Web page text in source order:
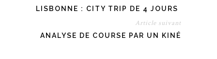
LISBONNE : CITY TRIP DE 4 JOURS
Article suivant
ANALYSE DE COURSE PAR UN KINÉ